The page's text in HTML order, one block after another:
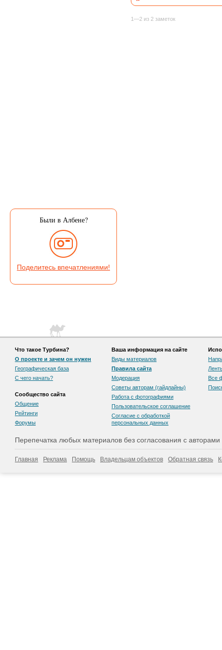
Были в Албене?
Поделитесь впечатлениями!
1—2 из 2 заметок
Что такое Турбина?
О проекте и зачем он нужен
Географическая база
С чего начать?
Сообщество сайта
Общение
Рейтинги
Форумы
Ваша информация на сайте
Виды материалов
Правила сайта
Модерация
Советы авторам (гайдлайны)
Работа с фотографиями
Пользовательскоe соглашение
Согласие с обработкой
персональных данных
Все
Перепечатка любых материалов без согласования с
Главная Реклама Помощь Владельцам объектов Обратная связь